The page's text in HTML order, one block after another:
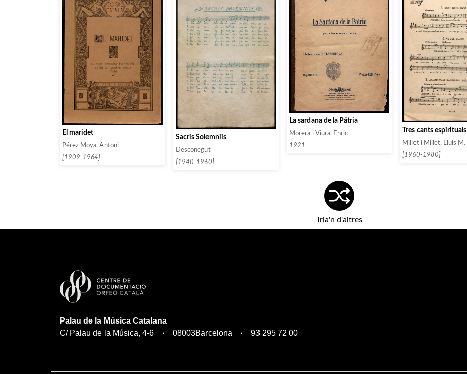
El maridet
Pérez Moya, Antoni
[1909-1964]
Sacris Solemniis
Desconegut
[1940-1960]
La sardana de la Pátria
Morera i Viura, Enric
1921
Tres cants espirituals
Millet i Millet, Lluís M.
[1960-1980]
Tria'n d'altres
Palau de la Música Catalana
C/ Palau de la Música, 4-6
08003Barcelona 93 295 72 00